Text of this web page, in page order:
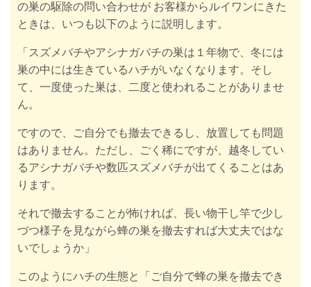
の巣の駆除の問い合わせが お客様からルイワンにきた
ときは、いつも以下のように説明します。
「スズメバチやアシナガバチの巣は１年物で、冬には
巣の中には生きているハチがいなくなります。そし
て、一度使った巣は、二度と使われることがありませ
ん。
ですので、ご自分でも撤去できるし、放置しても問題
はありません。 ただし、ごく稀にですが、越冬してい
るアシナガバチや数匹スズメバチが出てくることはあ
ります。
それで撤去することが怖ければ、長い物干し竿で少し
づつ様子を見ながら蜂の巣を撤去すれば大丈夫ではな
いでしょうか」
このようにハチの生態と「ご自分で蜂の巣を撤去でき